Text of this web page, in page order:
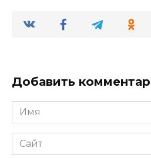
Добавить
Имя
*
Сайт